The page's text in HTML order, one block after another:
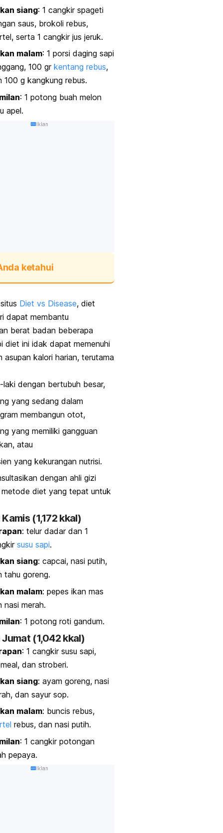
siang: 1 cangkir spageti
saus, brokoli rebus,
serta 1 cangkir jus jeruk.
malam: 1 porsi daging sapi
100 gr kentang rebus,
100 g kangkung rebus.
: 1 potong buah melon
apel.
Iklan
ketahui
Diet vs Disease, diet
dapat membantu
berat badan beberapa
diet ini idak dapat memenuhi
asupan kalori harian, terutama
laki dengan bertubuh besar,
yang sedang dalam
membangun otot,
yang memiliki gangguan
atau
yang kekurangan nutrisi.
dengan ahli gizi
metode diet yang tepat untuk
(1,172 kkal)
: telur dadar dan 1
susu sapi.
siang: capcai, nasi putih,
tahu goreng.
malam: pepes ikan mas
nasi merah.
: 1 potong roti gandum.
(1,042 kkal)
: 1 cangkir susu sapi,
, dan stroberi.
siang: ayam goreng, nasi
dan sayur sop.
malam: buncis rebus,
rebus, dan nasi putih.
: 1 cangkir potongan
pepaya.
Iklan